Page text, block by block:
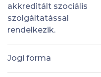
akkreditált szociális
szolgáltatással
rendelkezik.
Jogi forma